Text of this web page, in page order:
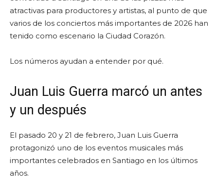
atractivas para productores y artistas, al punto de que
varios de los conciertos más importantes de 2026 han
tenido como escenario la Ciudad Corazón.
Los números ayudan a entender por qué.
Juan Luis Guerra marcó un antes
y un después
El pasado 20 y 21 de febrero, Juan Luis Guerra
protagonizó uno de los eventos musicales más
importantes celebrados en Santiago en los últimos
años.